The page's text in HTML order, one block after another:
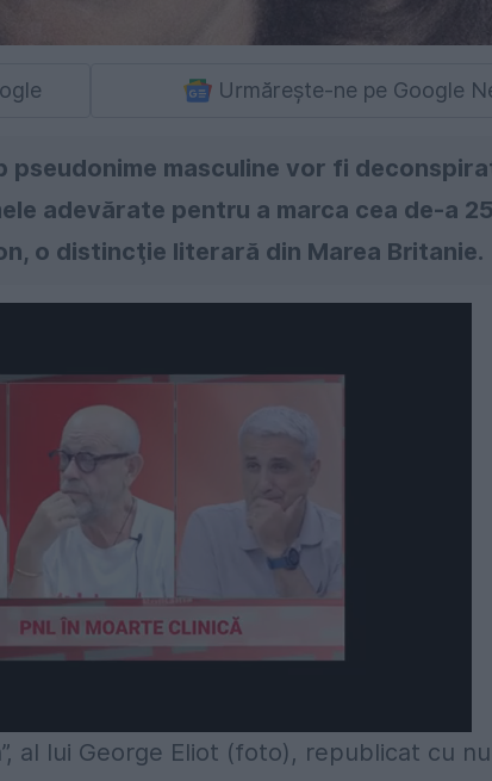
Urmărește-ne pe Google
pseudonime masculine vor fi
adevărate pentru a marca cea de-a
o distincţie literară din Marea Britanie.
al lui George Eliot (foto), republicat cu